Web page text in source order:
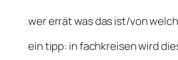
wer errät was das ist/von
ein tipp: in fachkreisen wird